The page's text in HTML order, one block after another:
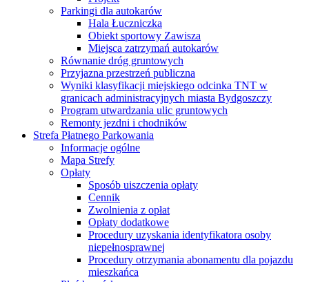
Parkingi dla autokarów
Hala Łuczniczka
Obiekt sportowy Zawisza
Miejsca zatrzymań autokarów
Równanie dróg gruntowych
Przyjazna przestrzeń publiczna
Wyniki klasyfikacji miejskiego odcinka TNT w
granicach administracyjnych miasta Bydgoszczy
Program utwardzania ulic gruntowych
Remonty jezdni i chodników
Strefa Płatnego Parkowania
Informacje ogólne
Mapa Strefy
Opłaty
Sposób uiszczenia opłaty
Cennik
Zwolnienia z opłat
Opłaty dodatkowe
Procedury uzyskania identyfikatora osoby
niepełnosprawnej
Procedury otrzymania abonamentu dla pojazdu
mieszkańca